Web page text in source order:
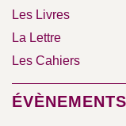
Les Livres
La Lettre
Les Cahiers
ÉVÈNEMENTS